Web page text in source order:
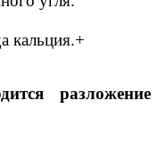
кальция.+
разложение